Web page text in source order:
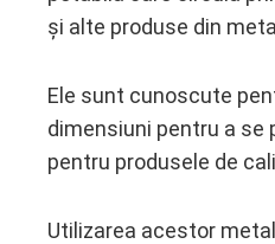
și alte produse din
Ele sunt cunoscute
dimensiuni pentru a
pentru produsele de
Utilizarea acestor